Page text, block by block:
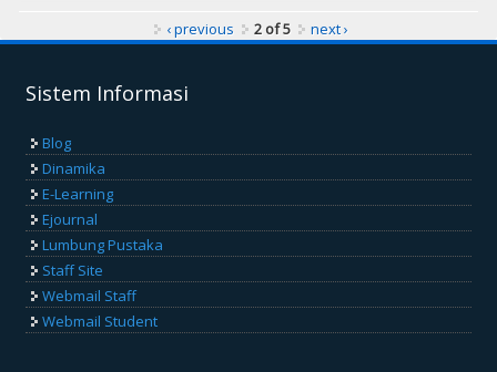
‹ previous 2 of 5 next ›
Sistem Informasi
Blog
Dinamika
E-Learning
Ejournal
Lumbung Pustaka
Staff Site
Webmail Staff
Webmail Student